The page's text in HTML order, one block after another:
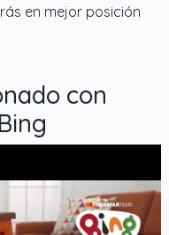
en mejor posición
con